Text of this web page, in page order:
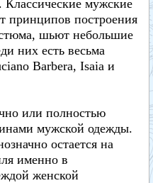
Классические мужские
принципов построения
шьют небольшие
них есть весьма
Barbera, Isaia и
или полностью
мужской одежды.
остается на
именно в
женской